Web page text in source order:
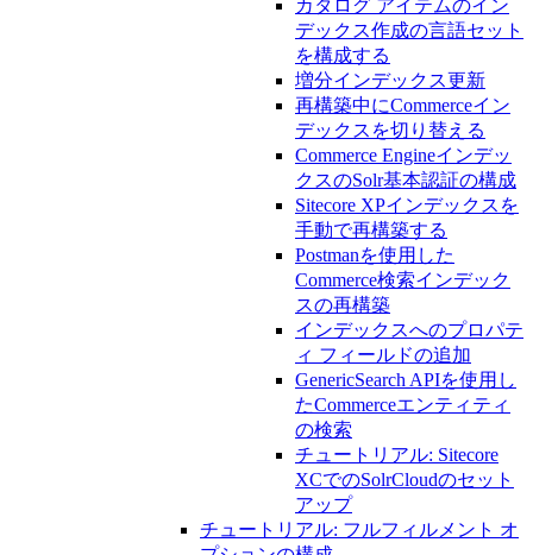
カタログ アイテムのイン
デックス作成の言語セット
を構成する
増分インデックス更新
再構築中にCommerceイン
デックスを切り替える
Commerce Engineインデッ
クスのSolr基本認証の構成
Sitecore XPインデックスを
手動で再構築する
Postmanを使用した
Commerce検索インデック
スの再構築
インデックスへのプロパテ
ィ フィールドの追加
GenericSearch APIを使用し
たCommerceエンティティ
の検索
チュートリアル: Sitecore
XCでのSolrCloudのセット
アップ
チュートリアル: フルフィルメント オ